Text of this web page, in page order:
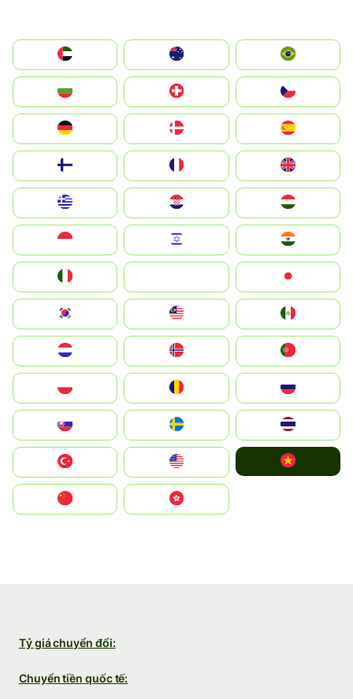
الإمارات العربية المتحدة
Switzerland
Deutschland
United Kingdom
Magyarország
South Korea
United States
中國香港特別行政區
Tỷ giá chuyển đổi:
Chuyển tiền quốc tế: